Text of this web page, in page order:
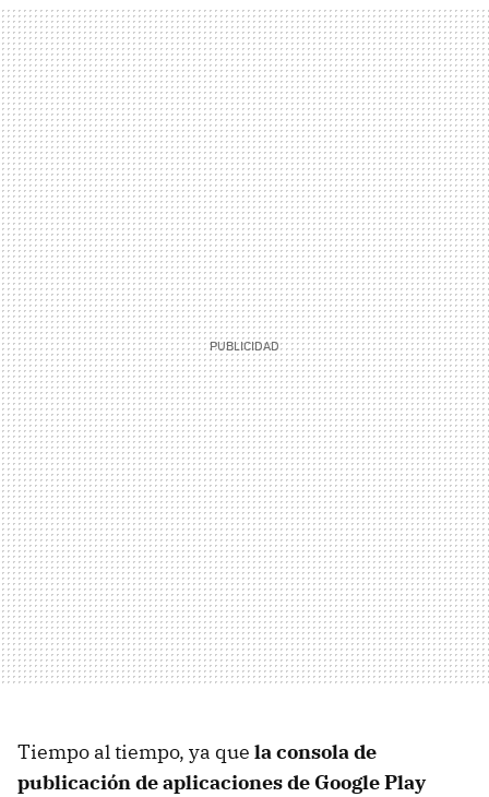
Tiempo al tiempo, ya que la consola de
publicación de aplicaciones de Google Play